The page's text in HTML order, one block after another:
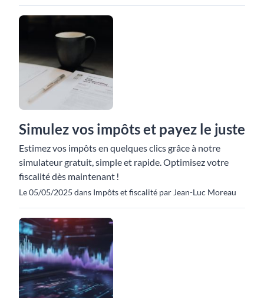
Simulez vos impôts et payez le juste
Estimez vos impôts en quelques clics grâce à notre
simulateur gratuit, simple et rapide. Optimisez votre
fiscalité dès maintenant !
Le 05/05/2025 dans Impôts et fiscalité par Jean-Luc Moreau